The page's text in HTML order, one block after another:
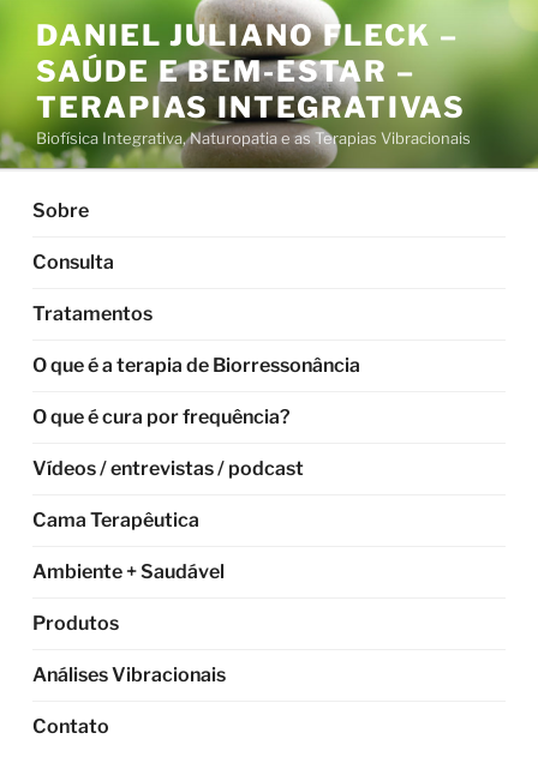
conteúdo
DANIEL JULIANO FLECK –
SAÚDE E BEM-ESTAR –
TERAPIAS INTEGRATIVAS
Biofísica Integrativa, Naturopatia e as Terapias Vibracionais
Sobre
Consulta
Tratamentos
O que é a terapia de Biorressonância
O que é cura por frequência?
Vídeos / entrevistas / podcast
Cama Terapêutica
Ambiente + Saudável
Produtos
Análises Vibracionais
Contato